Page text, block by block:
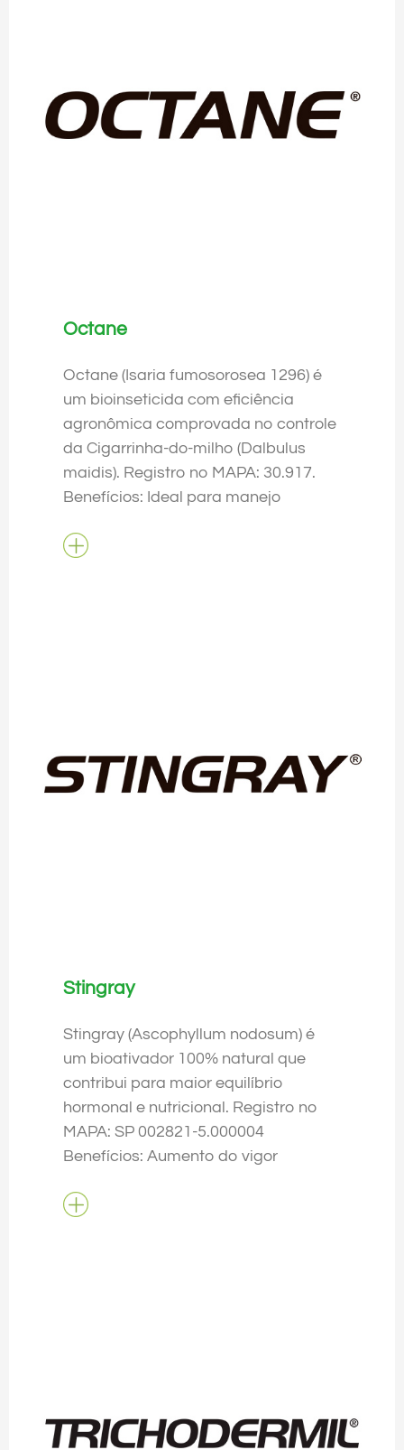
Octane
Octane (Isaria fumosorosea 1296) é
um bioinseticida com eficiência
agronômica comprovada no controle
da Cigarrinha-do-milho (Dalbulus
maidis). Registro no MAPA: 30.917.
Benefícios: Ideal para manejo
Stingray
Stingray (Ascophyllum nodosum) é
um bioativador 100% natural que
contribui para maior equilíbrio
hormonal e nutricional. Registro no
MAPA: SP 002821-5.000004
Benefícios: Aumento do vigor